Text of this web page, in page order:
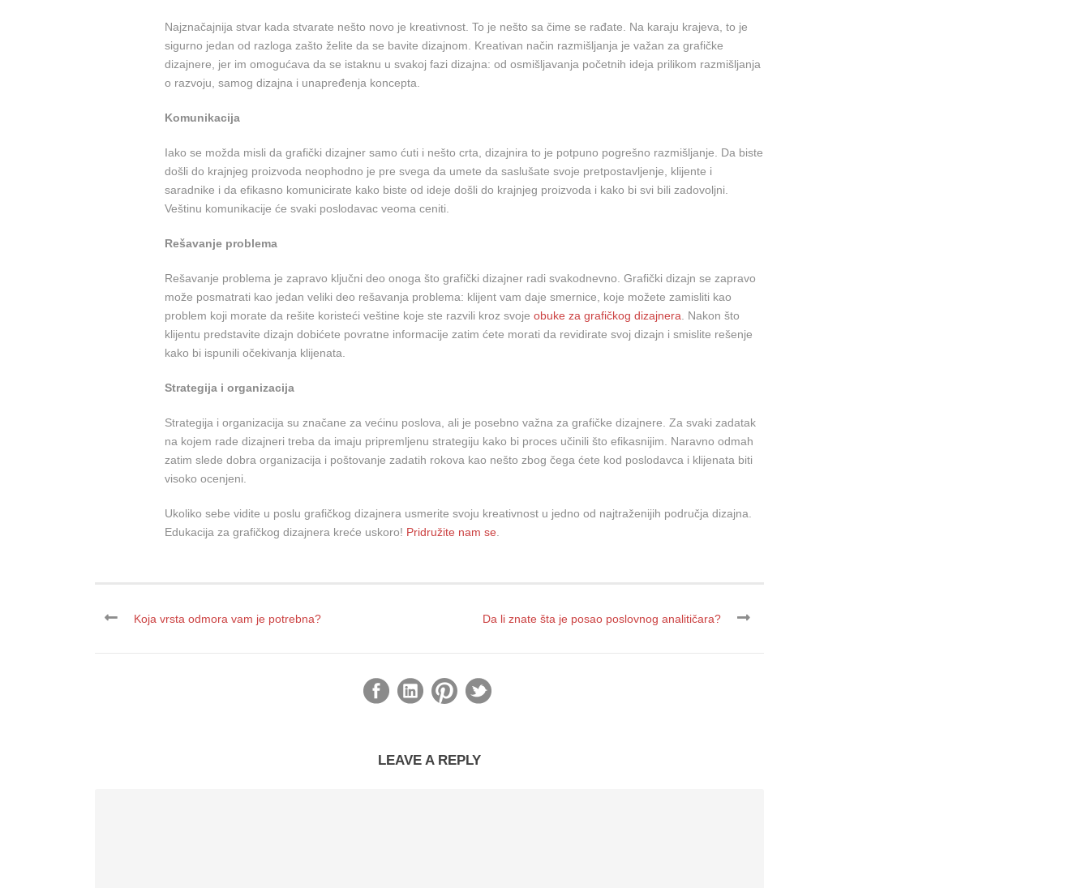
Najznačajnija stvar kada stvarate nešto novo je kreativnost. To je nešto sa čime se rađate. Na karaju krajeva, to je
sigurno jedan od razloga zašto želite da se bavite dizajnom. Kreativan način razmišljanja je važan za grafičke
dizajnere, jer im omogućava da se istaknu u svakoj fazi dizajna: od osmišljavanja početnih ideja prilikom razmišljanja
o razvoju, samog dizajna i unapređenja koncepta.
Komunikacija
Iako se možda misli da grafički dizajner samo ćuti i nešto crta, dizajnira to je potpuno pogrešno razmišljanje. Da biste
došli do krajnjeg proizvoda neophodno je pre svega da umete da saslušate svoje pretpostavljenje, klijente i
saradnike i da efikasno komunicirate kako biste od ideje došli do krajnjeg proizvoda i kako bi svi bili zadovoljni.
Veštinu komunikacije će svaki poslodavac veoma ceniti.
Rešavanje problema
Rešavanje problema je zapravo ključni deo onoga što grafički dizajner radi svakodnevno. Grafički dizajn se zapravo
može posmatrati kao jedan veliki deo rešavanja problema: klijent vam daje smernice, koje možete zamisliti kao
problem koji morate da rešite koristeći veštine koje ste razvili kroz svoje obuke za grafičkog dizajnera. Nakon što
klijentu predstavite dizajn dobićete povratne informacije zatim ćete morati da revidirate svoj dizajn i smislite rešenje
kako bi ispunili očekivanja klijenata.
Strategija i organizacija
Strategija i organizacija su značane za većinu poslova, ali je posebno važna za grafičke dizajnere. Za svaki zadatak
na kojem rade dizajneri treba da imaju pripremljenu strategiju kako bi proces učinili što efikasnijim. Naravno odmah
zatim slede dobra organizacija i poštovanje zadatih rokova kao nešto zbog čega ćete kod poslodavca i klijenata biti
visoko ocenjeni.
Ukoliko sebe vidite u poslu grafičkog dizajnera usmerite svoju kreativnost u jedno od najtraženijih područja dizajna.
Edukacija za grafičkog dizajnera kreće uskoro! Pridružite nam se.
Koja vrsta odmora vam je potrebna? Da li znate šta je posao poslovnog analitičara?
LEAVE A REPLY